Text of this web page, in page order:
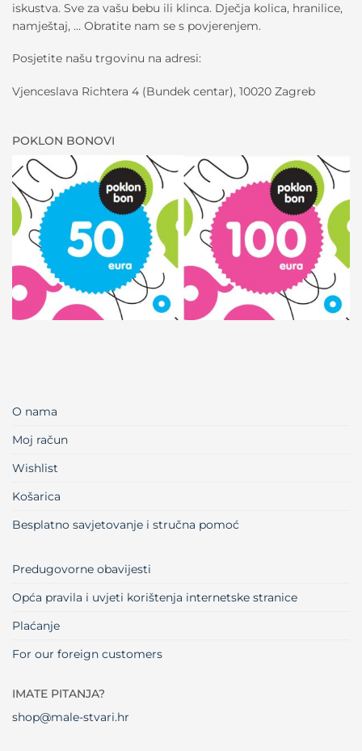
iskustva. Sve za vašu bebu ili klinca. Dječja kolica, hranilice,
namještaj, … Obratite nam se s povjerenjem.
Posjetite našu trgovinu na adresi:
Vjenceslava Richtera 4 (Bundek centar), 10020 Zagreb
POKLON BONOVI
O nama
Moj račun
Wishlist
Košarica
Besplatno savjetovanje i stručna pomoć
Predugovorne obavijesti
Opća pravila i uvjeti korištenja internetske stranice
Plaćanje
For our foreign customers
IMATE PITANJA?
shop@male-stvari.hr